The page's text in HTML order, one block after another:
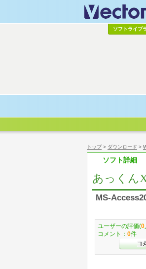
トップ> ダウンロード >
ソフト詳細
あっくん
MS-
ユーザーの評価(0
コメント： 0件
ソフトライブ